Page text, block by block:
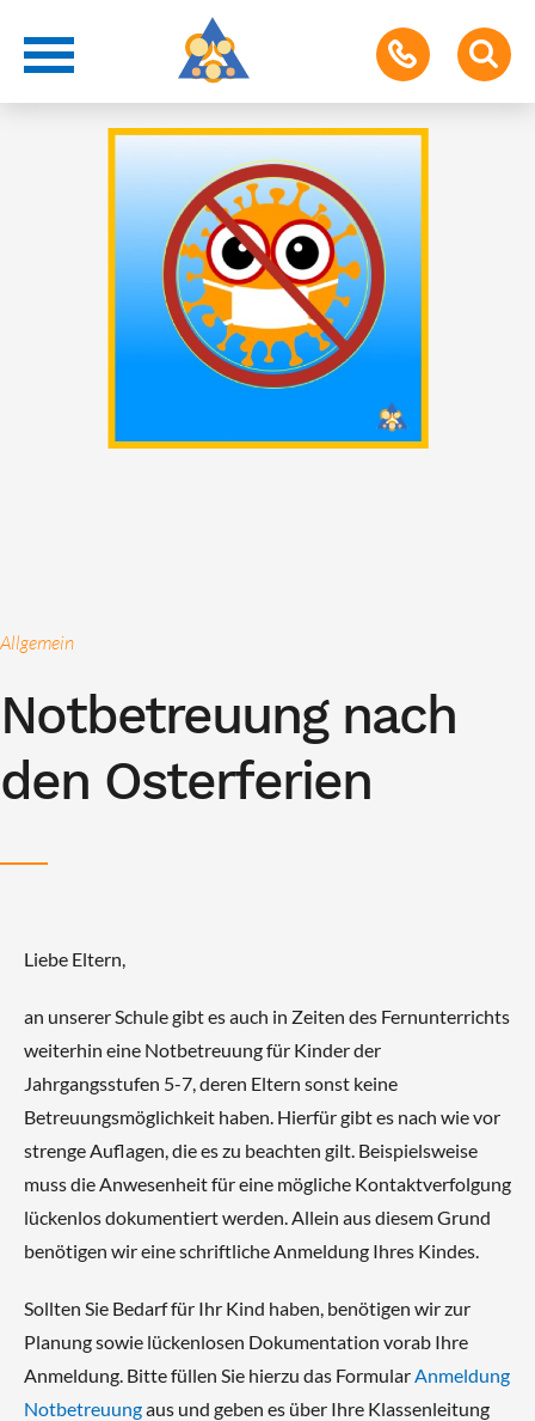
Allgemein
Notbetreuung nach
den Osterferien
Liebe Eltern,
an unserer Schule gibt es auch in Zeiten des Fernunterrichts
weiterhin eine Notbetreuung für Kinder der
Jahrgangsstufen 5-7, deren Eltern sonst keine
Betreuungsmöglichkeit haben. Hierfür gibt es nach wie vor
strenge Auflagen, die es zu beachten gilt. Beispielsweise
muss die Anwesenheit für eine mögliche Kontaktverfolgung
lückenlos dokumentiert werden. Allein aus diesem Grund
benötigen wir eine schriftliche Anmeldung Ihres Kindes.
Sollten Sie Bedarf für Ihr Kind haben, benötigen wir zur
Planung sowie lückenlosen Dokumentation vorab Ihre
Anmeldung. Bitte füllen Sie hierzu das FormularAnmeldung
Notbetreuungaus und geben es über Ihre Klassenleitung